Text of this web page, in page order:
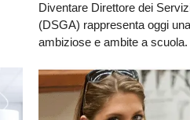
Diventare Direttore dei
(DSGA) rappresenta oggi
ambiziose e ambite a scuola.
Guida omaggio aggiornata a maggio
La CIAD: cos'è, chi la deve
✓
I titoli che fanno punteggio